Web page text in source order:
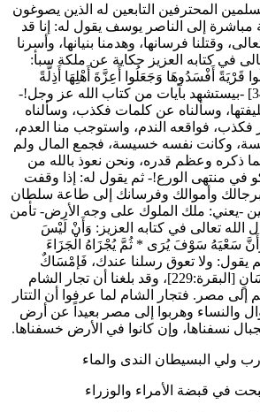
المحترفين التابعين له الذين يصوغون
مباشرة إلى الناصر يوسف يقول له: إنا قد
وقتلنا فرسانها، وهدمنا بنيانها، وأسرنا
في كتابه العزيز حكاية عن ملكة سبأ:
قَرْيَةً أَفْسَدُوهَا وَجَعَلُوا أَعِزَّةَ أَهْلِهَا أَذِلَّةً
[النمل:34] -بيستشهد بآيات من كتاب الله عز وجل!-
وسألناه عن كلمات فكذب، وسألناه
فكذب، فواقعه الندم، واستوجب منا العدم،
وكانت نفسه خسيسة، فجمع المال ولم
ذكره وعظم قدره، ونحن نعوذ بالله من
في منتهى الورع!- ثم يقول له: إذا وقفت
وأموالك وفرسانك إلى طاعة سلطان
-يعني: ملك الملوك على وجه الأرض- تأمن
تعالى في كتابه العزيز: وَأَنْ لَيْسَ
سَعْيَهُ سَوْفَ يُرَى * ثُمَّ يُجْزَاهُ الْجَزَاءَ
فَإمْسَاكٌ
[البقرة:229]، وقد بلغنا أن تجار الشام
إلى مصر. فتجار الشام لما عرفوا أن التتار
والنساء وهربوا إلى مصر بعيداً عن أرض
نسفناها، وإن كانوا في الأرض خسفناها.
ولي البسيطان الندى والماء
في قبضة الأمراء والوزراء